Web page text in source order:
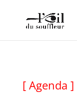
[ Agenda ]